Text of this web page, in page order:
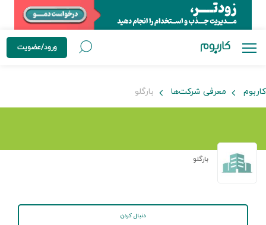
ورود/عضویت
کاربوم معرفی شرکت‌ها بارگلو
بارگلو
دنبال کردن